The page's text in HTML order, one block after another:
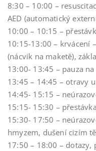
8:30 – 10:00 –
AED (automatický
10:00 – 10:15 –
10:15-13:00 – krvácení
(nácvik na maketě),
13:00- 13:45 – pauza na
13:45 – 14:45 – otravy
14:45- 15:15 –
15:15- 15:30 – přestávka
15:30- 17:50 –
hmyzem, dušení cizím
17:50 – 18:00 –